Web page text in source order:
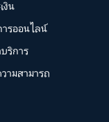
งิน
ารออนไลน์
ริการ
ามสามารถ